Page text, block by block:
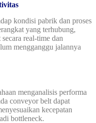
kondisi pabrik dan proses
yang terhubung,
real-time dan
mengganggu jalannya
menganalisis performa
conveyor belt dapat
kecepatan
bottleneck.